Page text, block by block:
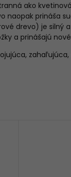
ako
naopak prináša
drevo) je silný
a prinášajú